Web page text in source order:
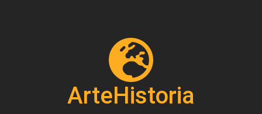
ArteHistoria